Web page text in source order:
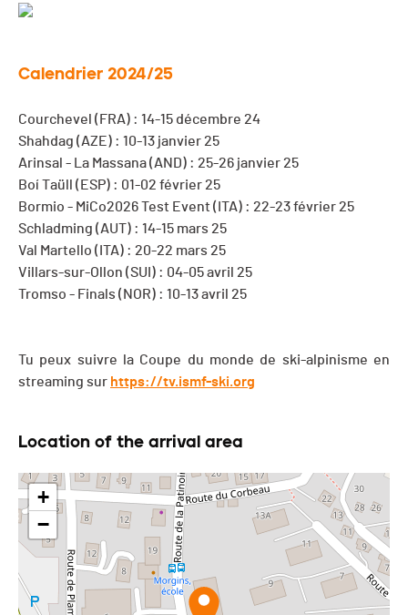
Calendrier 2024/25
Courchevel (FRA) : 14-15 décembre 24
Shahdag (AZE) : 10-13 janvier 25
Arinsal - La Massana (AND) : 25-26 janvier 25
Boí Taüll (ESP) : 01-02 février 25
Bormio - MiCo2026 Test Event (ITA) : 22-23 février 25
Schladming (AUT) : 14-15 mars 25
Val Martello (ITA) : 20-22 mars 25
Villars-sur-Ollon (SUI) : 04-05 avril 25
Tromso - Finals (NOR) : 10-13 avril 25
Tu peux suivre la Coupe du monde de ski-alpinisme en
streaming sur https://tv.ismf-ski.org
Location of the arrival area
+
−